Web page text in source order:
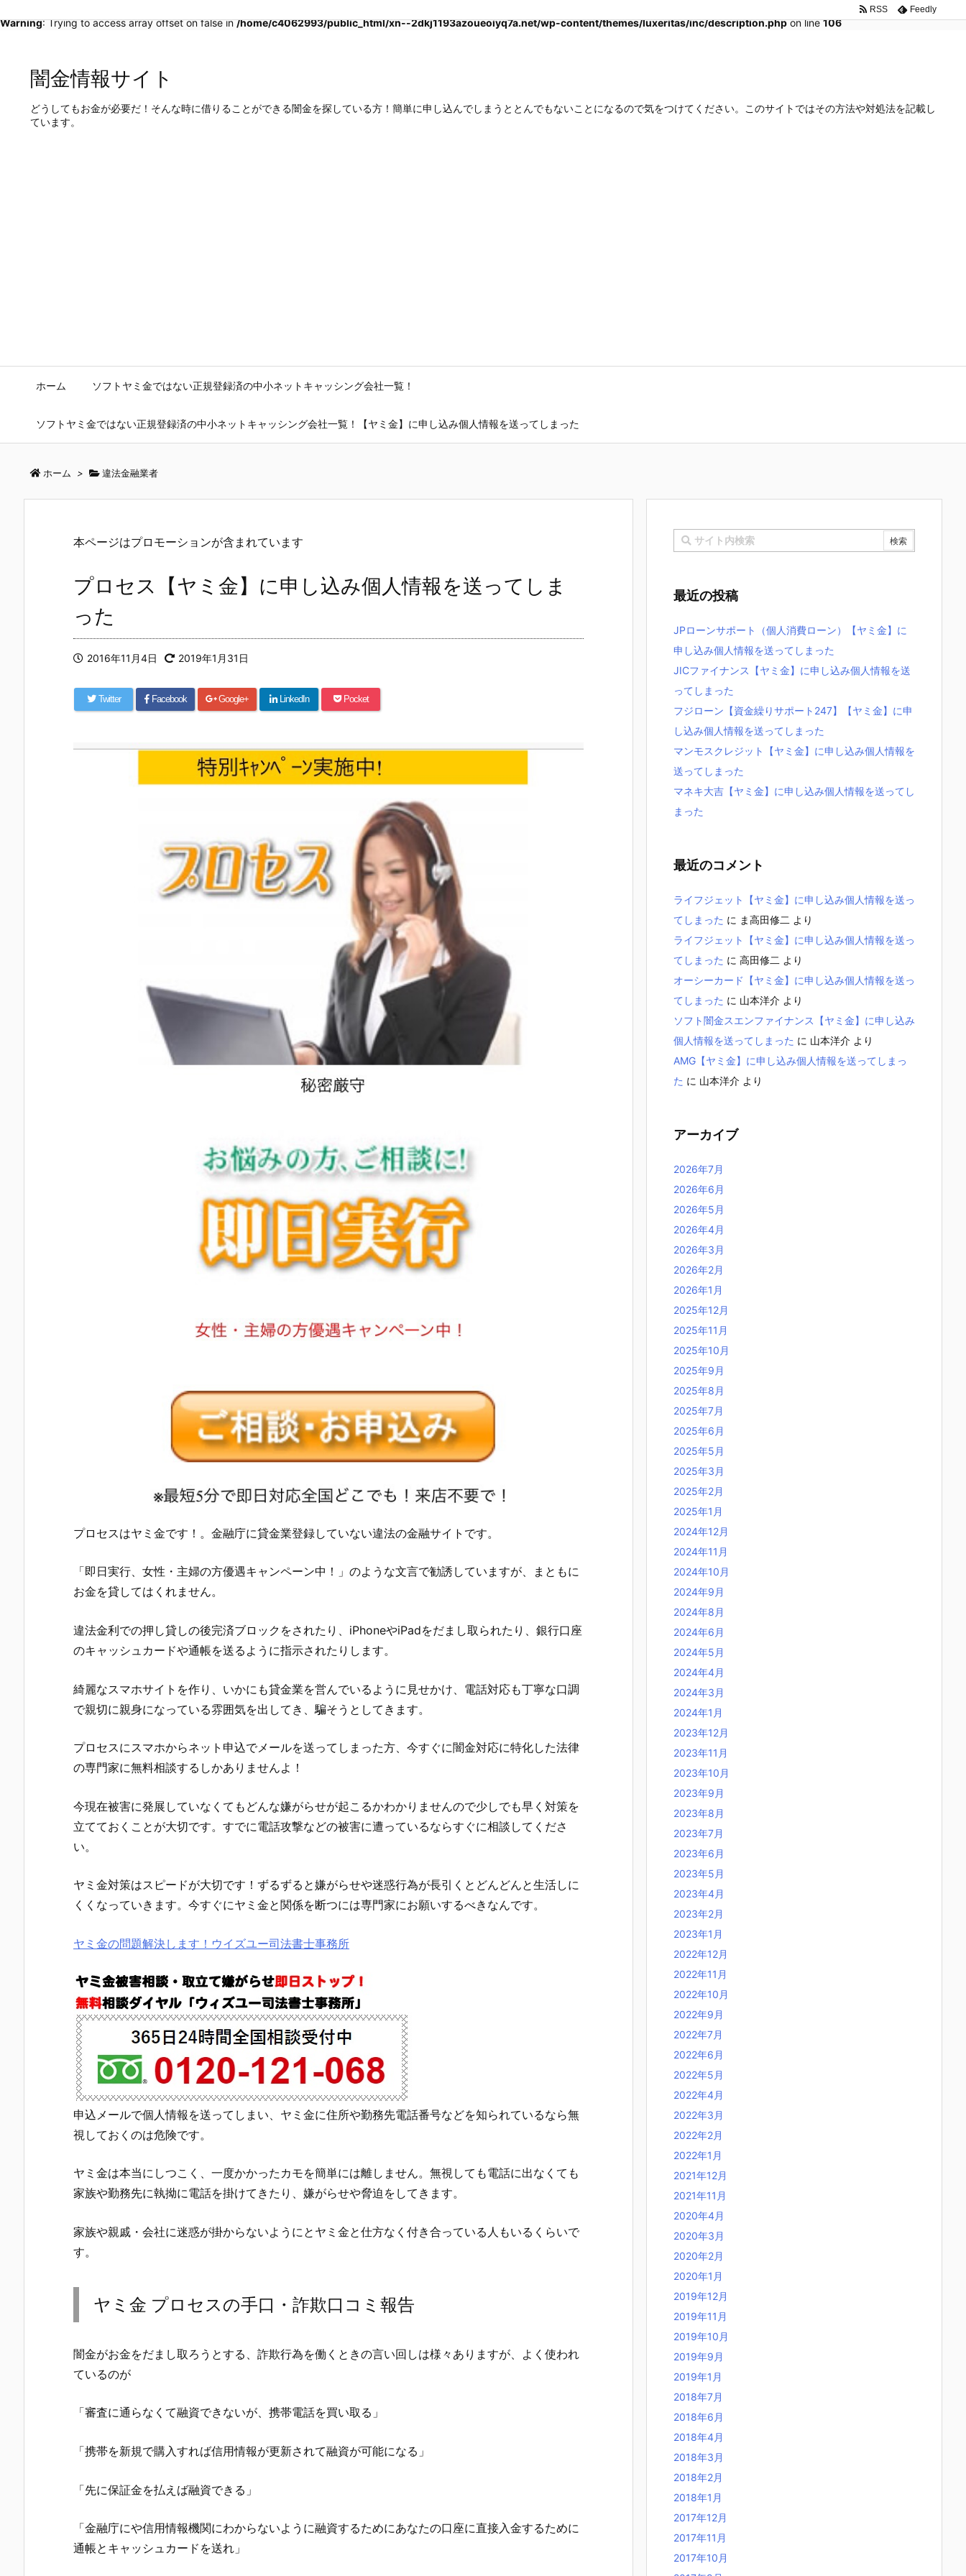
Warning: Trying to access array offset on false in/home/c4062993/public_html/xn--2dkj1193azoueoiyq7a.net/wp-content/themes/luxeritas/inc/description.phpon line106
闇金情報サイト
どうしてもお金が必要だ！そんな時に借りることができる闇金を探している方！簡単に申し込んでしまうととんでもないことになるので気をつけてください。このサイトではその方法や対処法を記載し
ています。
ホーム ソフトヤミ金ではない正規登録済の中小ネットキャッシング会社一覧！
ソフトヤミ金ではない正規登録済の中小ネットキャッシング会社一覧！【ヤミ金】に申し込み個人情報を送ってしまった
RSS Feedly
ホーム > 違法金融業者
本ページはプロモーションが含まれています
プロセス【ヤミ金】に申し込み個人情報を送ってしま
った
2016年11月4日 2019年1月31日
Twitter Facebook Google+ LinkedIn Pocket
プロセスはヤミ金です！。金融庁に貸金業登録していない違法の金融サイトです。
「即日実行、女性・主婦の方優遇キャンペーン中！」のような文言 で勧誘していますが、まともに
お金を貸してはくれません。
違法金利での押し貸しの後完済ブロックをされたり、iPhoneやiPadをだまし取られたり、銀行口座
のキャッシュカードや通帳を送るように指示されたりします。
綺麗なスマホサイトを作り、いかにも貸金業を営んでいるように見せかけ、電話対応も丁寧な口調
で親切に親身になっている雰囲気を出してき、騙そうとしてきます。
プロセスにスマホからネット申込でメールを送ってしまった方、今すぐに闇金対応に特化した法律
の専門家に無料相談するしかありませんよ！
今現在被害に発展していなくてもどんな嫌がらせが起こるかわかりませんので少しでも早く対策を
立てておくことが大切です。すでに電話攻撃などの被害に遭っているならすぐに相談してくださ
い。
ヤミ金対策はスピードが大切です！ずるずると嫌がらせや迷惑行為が長引くとどんどんと生活しに
くくなっていきます。今すぐにヤミ金と関係を断つには専門家にお願いするべきなんです。
ヤミ金の問題解決します！ウイズユー司法書士事務所
申込メールで個人情報を送ってしまい、ヤミ金に住所や勤務先電話番号などを知られているなら無
視しておくのは危険です。
ヤミ金は本当にしつこく、一度かかったカモを簡単には離しません。無視しても電話に出なくても
家族や勤務先に執拗に電話を掛けてきたり、嫌がらせや脅迫をしてきます。
家族や親戚・会社に迷惑が掛からないようにとヤミ金と仕方なく付き合っている人もいるくらいで
す。
ヤミ金 プロセスの手口・詐欺口コミ報告
闇金がお金をだまし取ろうとする、詐欺行為を働くときの言い回しは様々ありますが、よく使われ
ているのが
「審査に通らなくて融資できないが、携帯電話を買い取る」
「携帯を新規で購入すれば信用情報が更新されて融資が可能になる」
「先に保証金を払えば融資できる」
「金融庁にや信用情報機関にわからないように融資するためにあなたの口座に直接入金するために
通帳とキャッシュカードを送れ」
最近の投稿
JPローンサポート（個人消費ローン）【ヤミ金】に
申し込み個人情報を送ってしまった
JICファイナンス【ヤミ金】に申し込み個人情報を送
ってしまった
フジローン【資金繰りサポート247】【ヤミ金】に申
し込み個人情報を送ってしまった
マンモスクレジット【ヤミ金】に申し込み個人情報を
送ってしまった
マネキ大吉【ヤミ金】に申し込み個人情報を送ってし
まった
最近のコメント
ライフジェット【ヤミ金】に申し込み個人情報を送っ
てしまった に ま高田修二 より
ライフジェット【ヤミ金】に申し込み個人情報を送っ
てしまった に 高田修二 より
オーシーカード【ヤミ金】に申し込み個人情報を送っ
てしまった に 山本洋介 より
ソフト闇金スエンファイナンス【ヤミ金】に申し込み
個人情報を送ってしまった に 山本洋介 より
AMG【ヤミ金】に申し込み個人情報を送ってしまっ
た に 山本洋介 より
アーカイブ
2026年7月
2026年6月
2026年5月
2026年4月
2026年3月
2026年2月
2026年1月
2025年12月
2025年11月
2025年10月
2025年9月
2025年8月
2025年7月
2025年6月
2025年5月
2025年3月
2025年2月
2025年1月
2024年12月
2024年11月
2024年10月
2024年9月
2024年8月
2024年6月
2024年5月
2024年4月
2024年3月
2024年1月
2023年12月
2023年11月
2023年10月
2023年9月
2023年8月
2023年7月
2023年6月
2023年5月
2023年4月
2023年2月
2023年1月
2022年12月
2022年11月
2022年10月
2022年9月
2022年7月
2022年6月
2022年5月
2022年4月
2022年3月
2022年2月
2022年1月
2021年12月
2021年11月
2020年4月
2020年3月
2020年2月
2020年1月
2019年12月
2019年11月
2019年10月
2019年9月
2019年1月
2018年7月
2018年6月
2018年4月
2018年3月
2018年2月
2018年1月
2017年12月
2017年11月
2017年10月